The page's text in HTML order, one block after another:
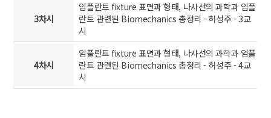
3차시
임플란트 fixture 표면과 형태, 나사선의 과학과 임플
란트 관련된 Biomechanics 총정리 - 허성주 - 3교
시
4차시
임플란트 fixture 표면과 형태, 나사선의 과학과 임플
란트 관련된 Biomechanics 총정리 - 허성주 - 4교
시